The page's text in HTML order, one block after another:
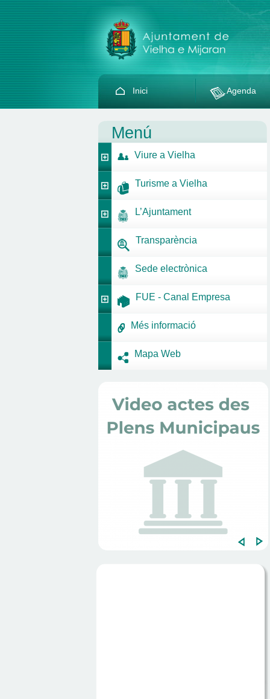
Inici Agenda
Menú
Viure a Vielha
Turisme a Vielha
L’Ajuntament
Transparència
Sede electrònica
FUE - Canal Empresa
Més informació
Mapa Web